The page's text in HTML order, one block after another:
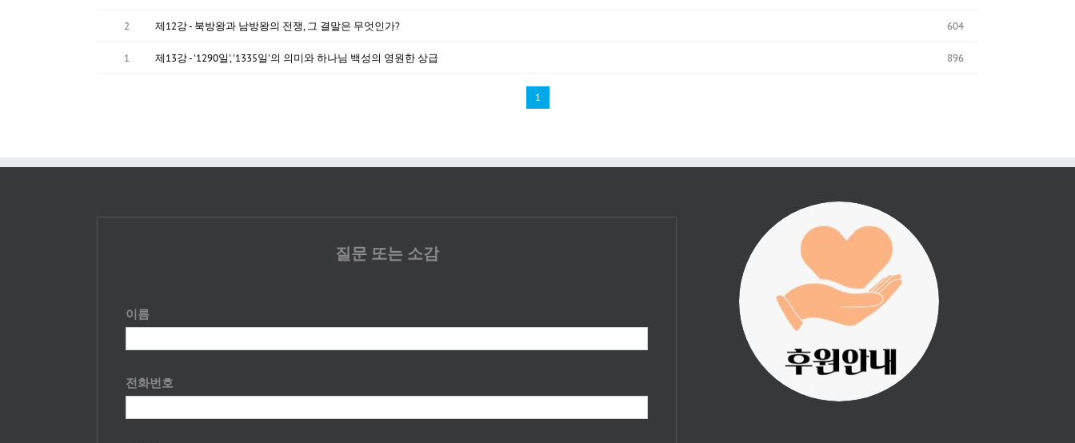
2 제12강 - 북방왕과 남방왕의 전쟁, 그 결말은 무엇인가? 604
1 제13강 - '1290일', '1335일'의 의미와 하나님 백성의 영원한 상급 896
1
질문 또는 소감
이름
전화번호
진리횃불 사역은 여러분
의 후원으로 이루어집니
다.